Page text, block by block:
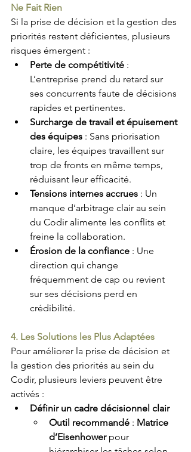
Ne Fait Rien
Si la prise de décision et la gestion des
priorités restent déficientes, plusieurs
risques émergent :
Perte de compétitivité :
L’entreprise prend du retard sur
ses concurrents faute de décisions
rapides et pertinentes.
Surcharge de travail et épuisement
des équipes : Sans priorisation
claire, les équipes travaillent sur
trop de fronts en même temps,
réduisant leur efficacité.
Tensions internes accrues : Un
manque d’arbitrage clair au sein
du Codir alimente les conflits et
freine la collaboration.
Érosion de la confiance : Une
direction qui change
fréquemment de cap ou revient
sur ses décisions perd en
crédibilité.
4. Les Solutions les Plus Adaptées
Pour améliorer la prise de décision et
la gestion des priorités au sein du
Codir, plusieurs leviers peuvent être
activés :
Définir un cadre décisionnel clair
Outil recommandé : Matrice
d’Eisenhower pour